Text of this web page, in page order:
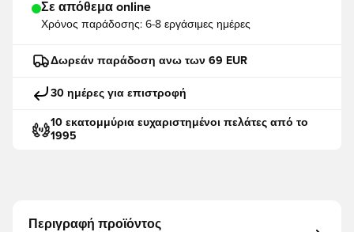
Σε απόθεμα online
Χρόνος παράδοσης: 6-8 εργάσιμες ημέρες
Δωρεάν παράδοση ανω των 69 EUR
30 ημέρες για επιστροφή
10 εκατομμύρια ευχαριστημένοι πελάτες από το
1995
Περιγραφή προϊόντος